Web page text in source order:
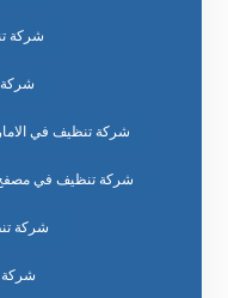
شركة
شركة
شركة تنظيف في
شركة تنظيف في
شركة